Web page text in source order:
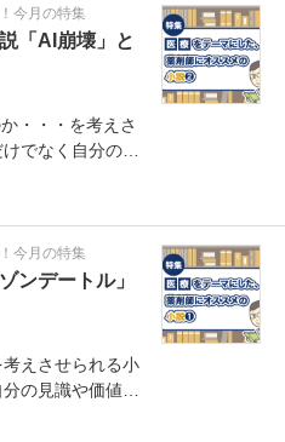
今月の特集
「AI崩壊」と
・・・を考えさ
でなく自分の見
今月の特集
ンデートル」
えさせられる小
の見識や価値観